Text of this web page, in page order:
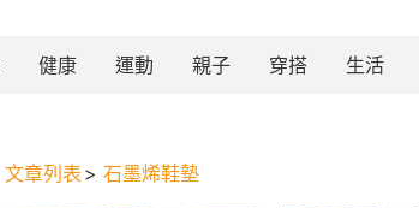
健康 運動 親子 穿搭 生活
文章列表 石墨烯鞋墊